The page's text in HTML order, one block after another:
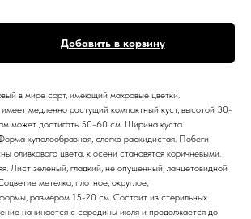
Добавить в корзину
в мире сорт, имеющий махровые цветки.
медленно растущий компактный куст, высотой 30-
может достигать 50-60 см. Ширина куста
куполообразная, слегка раскидистая. Побеги
оливкового цвета, к осени становятся коричневыми.
Лист зеленый, гладкий, не опушенный, ланцетовидной
метелка, плотное, округлое,
размером 15-20 см. Состоит из стерильных
начинается с середины июля и продолжается до